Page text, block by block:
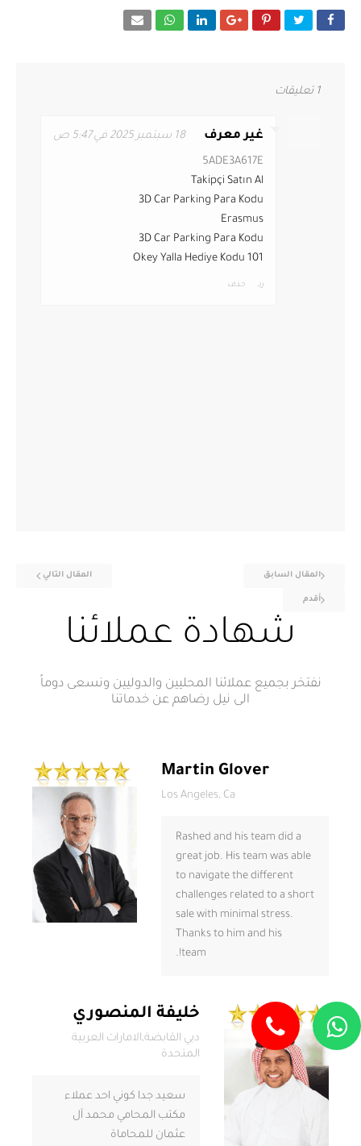
1 تعليقات
غير معرف 18 سبتمبر 2025 في 5:47 ص
5ADE3A617E
Takipçi Satın Al
3D Car Parking Para Kodu
Erasmus
3D Car Parking Para Kodu
101 Okey Yalla Hediye Kodu
رد حذف
المقال التالي المقال السابق
أقدم
شهادة عملائنا
نفتخر بجميع عملائنا المحليين والدوليين ونسعى دوماً
الى نيل رضاهم عن خدماتنا
Martin Glover
Los Angeles, Ca
Rashed and his team did a
great job. His team was able
to navigate the different
challenges related to a short
sale with minimal stress.
Thanks to him and his
team!.
خليفة المنصوري
دبي القابضة,الامارات العربية
المتحدة
سعيد جدا كوني احد عملاء
مكتب المحامي محمد آل
عثمان للمحاماة